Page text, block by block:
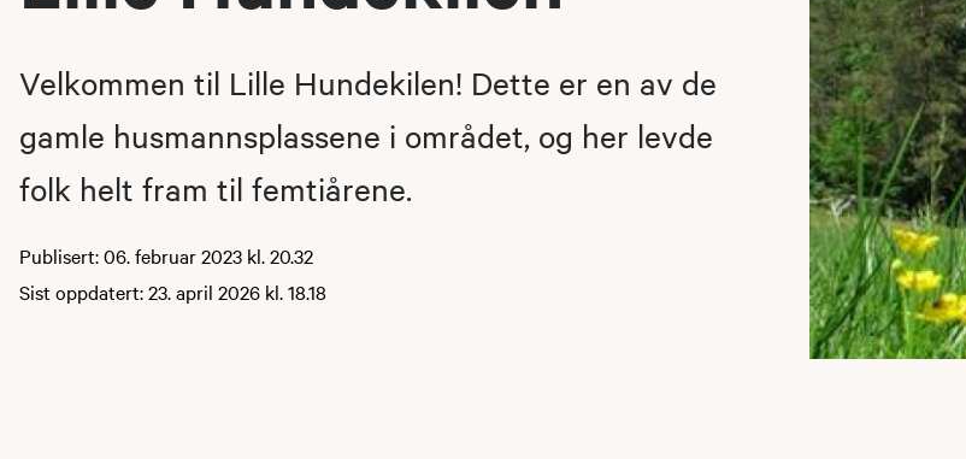
Velkommen til Lille Hundekilen! Dette er en av de
gamle husmannsplassene i området, og her levde
folk helt fram til femtiårene.
Publisert: 06. februar 2023 kl. 20.32
Sist oppdatert: 23. april 2026 kl. 18.18